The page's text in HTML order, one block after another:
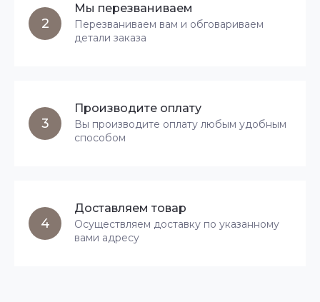
2
Мы перезваниваем
Перезваниваем вам и обговариваем
детали заказа
3
Производите оплату
Вы производите оплату любым удобным
способом
4
Доставляем товар
Осуществляем доставку по указанному
вами адресу